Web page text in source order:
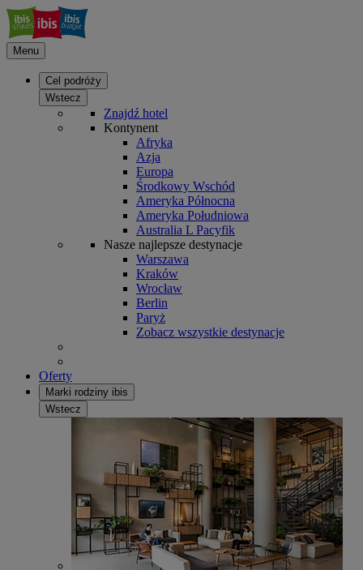
Menu
Cel podróży
Wstecz
Znajdź hotel
Kontynent
Afryka
Azja
Europa
Środkowy Wschód
Ameryka Północna
Ameryka Południowa
Australia L Pacyfik
Nasze najlepsze destynacje
Warszawa
Kraków
Wrocław
Berlin
Paryż
Zobacz wszystkie destynacje
Oferty
Marki rodziny ibis
Wstecz